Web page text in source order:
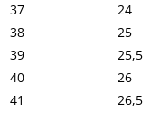
37
24
38
25
39
25,5
40
26
41
26,5